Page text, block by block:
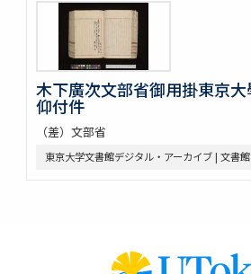
木下廣次文部省御用掛東京
仰付件
（差）文部省
東京大学文書館デジタル・アーカイブ | 文書館